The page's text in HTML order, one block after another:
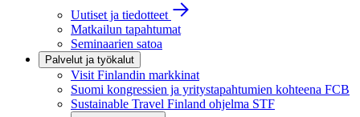
Uutiset ja tiedotteet
Matkailun tapahtumat
Seminaarien satoa
Palvelut ja työkalut
Visit Finlandin markkinat
Suomi kongressien ja yritystapahtumien kohteena FCB
Sustainable Travel Finland ohjelma STF